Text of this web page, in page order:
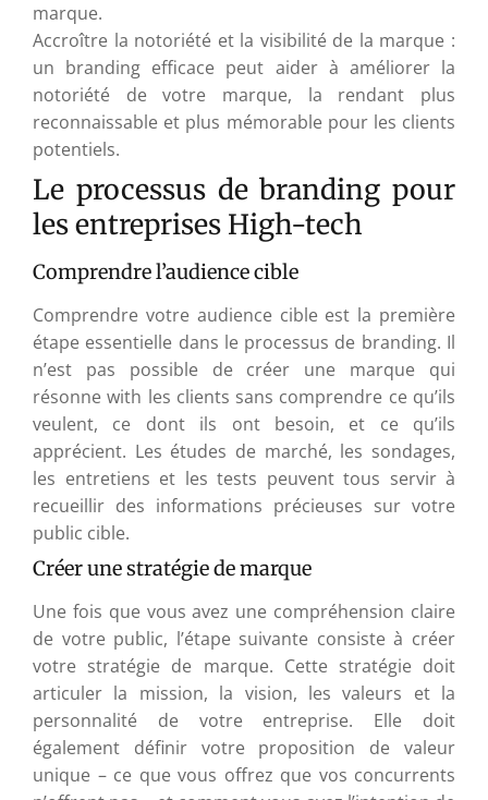
marque.
Accroître la notoriété et la visibilité de la marque :
un branding efficace peut aider à améliorer la
notoriété de votre marque, la rendant plus
reconnaissable et plus mémorable pour les clients
potentiels.
Le processus de branding pour
les entreprises High-tech
Comprendre l’audience cible
Comprendre votre audience cible est la première
étape essentielle dans le processus de branding. Il
n’est pas possible de créer une marque qui
résonne with les clients sans comprendre ce qu’ils
veulent, ce dont ils ont besoin, et ce qu’ils
apprécient. Les études de marché, les sondages,
les entretiens et les tests peuvent tous servir à
recueillir des informations précieuses sur votre
public cible.
Créer une stratégie de marque
Une fois que vous avez une compréhension claire
de votre public, l’étape suivante consiste à créer
votre stratégie de marque. Cette stratégie doit
articuler la mission, la vision, les valeurs et la
personnalité de votre entreprise. Elle doit
également définir votre proposition de valeur
unique – ce que vous offrez que vos concurrents